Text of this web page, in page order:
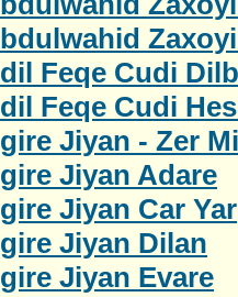
Feqe Cudi
Feqe Cudi
Jiyan - Zer
Jiyan Adare
Jiyan Car Yar
Jiyan Dilan
Jiyan Evare